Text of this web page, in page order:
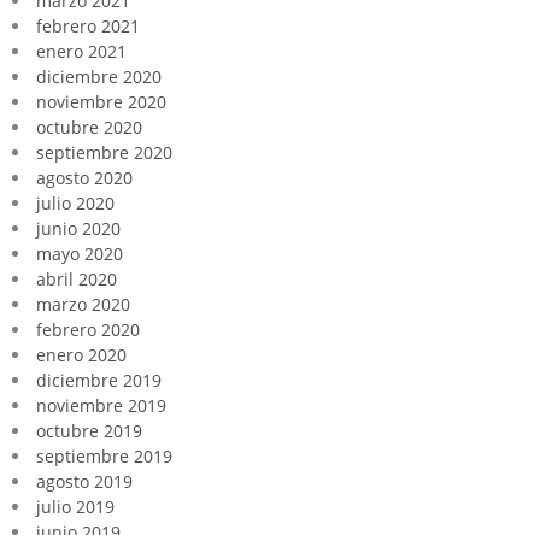
febrero 2021
enero 2021
diciembre 2020
noviembre 2020
octubre 2020
septiembre 2020
agosto 2020
julio 2020
junio 2020
mayo 2020
abril 2020
marzo 2020
febrero 2020
enero 2020
diciembre 2019
noviembre 2019
octubre 2019
septiembre 2019
agosto 2019
julio 2019